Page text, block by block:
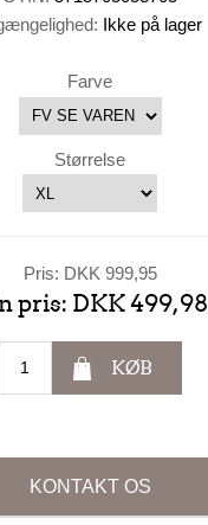
Ikke på lager
Farve
Størrelse
Pris: DKK 999,95
pris: DKK 499,98
KØB
KONTAKT OS